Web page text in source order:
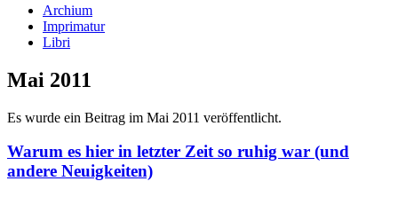
Zum
Inhalt
springen
Archium
Imprimatur
Libri
Mai 2011
Es wurde ein Beitrag im Mai 2011 veröffentlicht.
Warum es hier in letzter Zeit so ruhig war (und
andere Neuigkeiten)